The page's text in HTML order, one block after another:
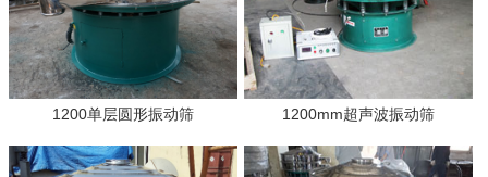
1200单层圆形振动筛 1200mm超声波振动筛